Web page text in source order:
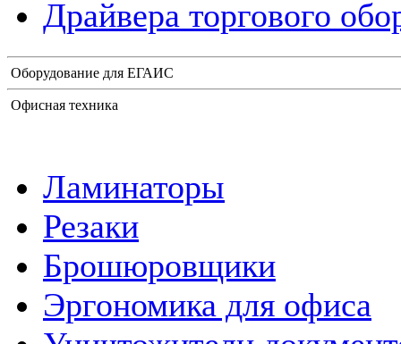
Драйвера торгового
Оборудование для ЕГАИС
Офисная техника
Ламинаторы
Резаки
Брошюровщики
Эргономика для офиса